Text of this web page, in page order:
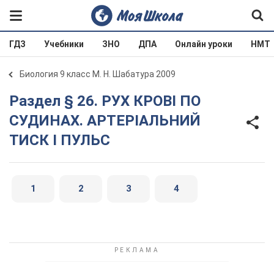
ГДЗ Учебники ЗНО ДПА Онлайн уроки НМТ
Биология 9 класс М. Н. Шабатура 2009
Раздел § 26. РУХ КРОВІ ПО
СУДИНАХ. АРТЕРІАЛЬНИЙ
ТИСК І ПУЛЬС
1 2 3 4